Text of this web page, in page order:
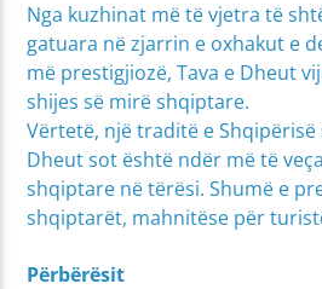
Nga kuzhinat më të vjetra të
gatuara në zjarrin e oxhakut e
më prestigjiozë, Tava e Dheut
shijes së mirë shqiptare.
Vërtetë, një traditë e Shqipërisë
Dheut sot është ndër më të
shqiptare në tërësi. Shumë e
shqiptarët, mahnitëse për
Përbërësit